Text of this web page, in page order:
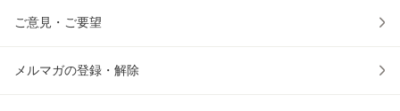
ご意見・ご要望
メルマガの登録・解除